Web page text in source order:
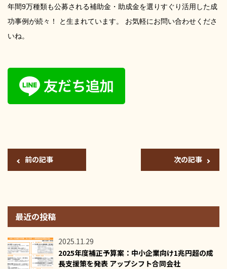
年間9万種類も公募される補助金・助成金を選りすぐり活用した成
功事例が続々！ と生まれています。 お気軽にお問い合わせくださ
いね。
前の記事 次の記事
最近の投稿
2025.11.29
2025年度補正予算案：中小企業向け1兆円超の成
長支援策を発表 アップシフト合同会社